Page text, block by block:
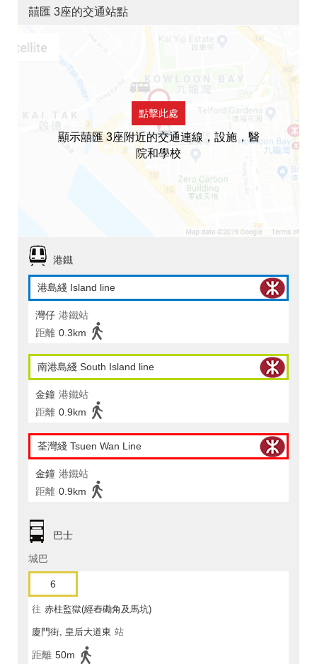
囍匯 3座的交通站點
點擊此處
顯示囍匯 3座附近的交通連線，設施，醫
院和學校
港鐵
港島綫 Island line
灣仔 港鐵站
距離 0.3km
南港島綫 South Island line
金鐘 港鐵站
距離 0.9km
荃灣綫 Tsuen Wan Line
金鐘 港鐵站
距離 0.9km
巴士
城巴
6
往 赤柱監獄(經舂磡角及馬坑)
廈門街, 皇后大道東 站
距離 50m